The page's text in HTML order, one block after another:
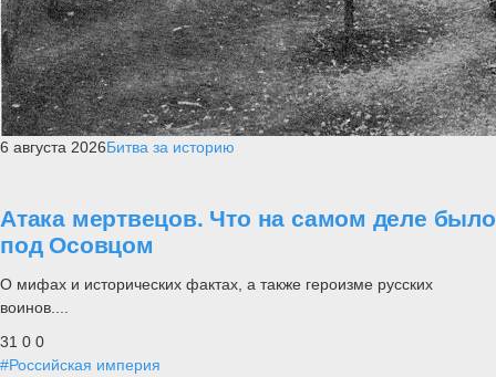
6 августа 2026Битва за историю
Атака мертвецов. Что на самом деле было
под Осовцом
О мифах и исторических фактах, а также героизме русских
воинов....
31 0 0
#Российская империя